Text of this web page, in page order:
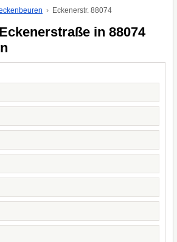
Eckenerstr. 88074
in 88074